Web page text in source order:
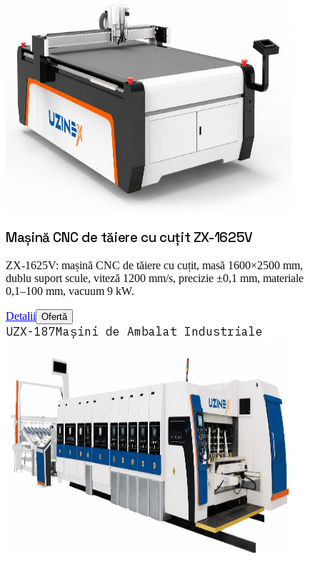
Mașină CNC de tăiere cu cuțit ZX-1625V
ZX-1625V: mașină CNC de tăiere cu cuțit, masă 1600×2500 mm,
dublu suport scule, viteză 1200 mm/s, precizie ±0,1 mm, materiale
0,1–100 mm, vacuum 9 kW.
Detalii Ofertă
UZX-187Mașini de Ambalat Industriale